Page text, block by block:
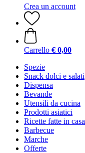
Crea un account
Carrello € 0,00
Spezie
Snack dolci e salati
Dispensa
Bevande
Utensili da cucina
Prodotti asiatici
Ricette fatte in casa
Barbecue
Marche
Offerte